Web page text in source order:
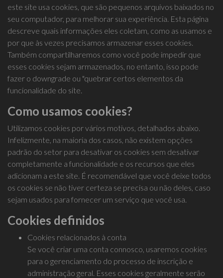
este site usa cookies, que são pequenos arquivos baixados no
seu computador, para melhorar sua experiência. Esta página
descreve quais informações eles coletam, como as usamos e
por que às vezes precisamos armazenar esses cookies.
Também compartilharemos como você pode impedir que
esses cookies sejam armazenados, no entanto, isso pode
fazer o downgrade ou "quebrar certos elementos da
funcionalidade do site.
Como usamos cookies?
Utilizamos cookies por vários motivos, detalhados abaixo.
Infelizmente, na maioria dos casos, não existem opções
padrão do setor para desativar os cookies sem desativar
completamente a funcionalidade e os recursos que eles
adicionam a este site. É recomendável que você deixe todos
os cookies se não tiver certeza se precisa ou não deles, caso
sejam usados ​​para fornecer um serviço que você usa.
Cookies definidos
Cookies relacionados à conta
Se você criar uma conta connosco, usaremos cookies
para o gerenciamento do processo de inscrição e
administração geral. Esses cookies geralmente serão